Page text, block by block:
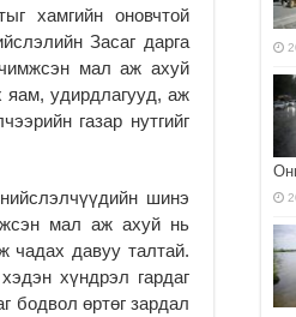
хамгийн оновчтой
Засаг дарга
мал аж ахуй
яам, удирдлагууд, аж
газар нутгийг
шинэ
мал аж ахуй нь
чадах давуу талтай.
хүндрэл гардаг
бодвол өртөг зардал